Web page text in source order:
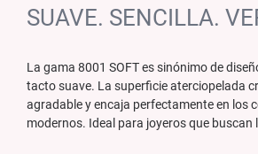
SUAVE. SENCILLA.
La gama 8001 SOFT es sinónimo de
tacto suave. La superficie aterciopelada
agradable y encaja perfectamente en los
modernos. Ideal para joyeros que buscan